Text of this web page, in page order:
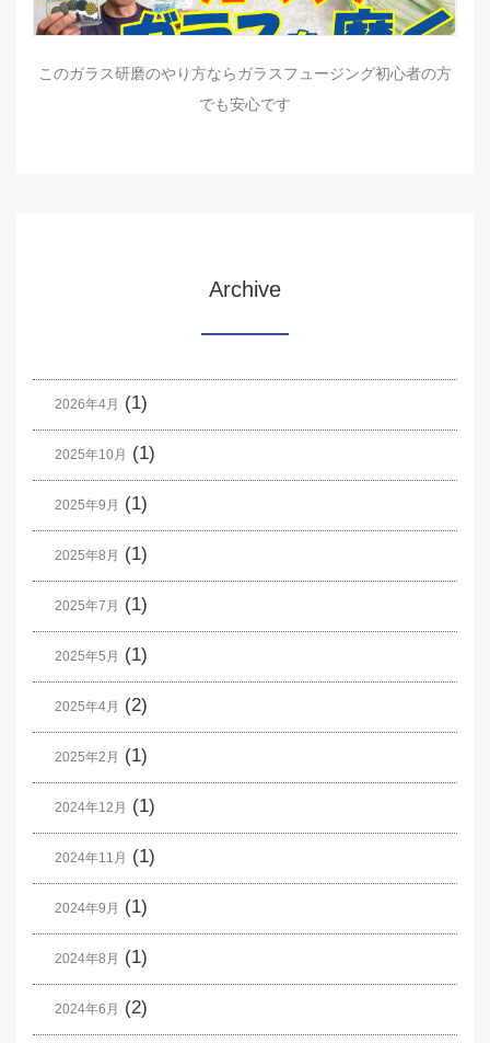
このガラス研磨のやり方ならガラスフュージング初心者の方
でも安心です
Archive
2026年4月 (1)
2025年10月 (1)
2025年9月 (1)
2025年8月 (1)
2025年7月 (1)
2025年5月 (1)
2025年4月 (2)
2025年2月 (1)
2024年12月 (1)
2024年11月 (1)
2024年9月 (1)
2024年8月 (1)
2024年6月 (2)